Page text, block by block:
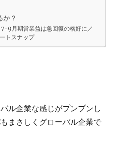
か？
9月期営業益は急回復の格好に／
トスナップ
ル企業な感じがプンプンし
まさしくグローバル企業で